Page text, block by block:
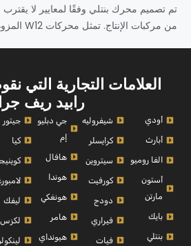
تم تصميم محرك بنتلي وفقًا لمعايير لا
من مركبات الإنتاج. تمثل محركات W12 المزودة
العلامات التجارية التي
رابيد ريف
أودي
أبارث
الفا روميو
أستون
مارتن
بايك
بنتلي
شيفروليه
كرايسلر
سيتروين
كورفيت
دودج
فيراري
فيات
جي دبليو
إم
هافال
هوندا
هونغكي
هامر
هيونداي
جيتور
كيا
ليفك
لكزس